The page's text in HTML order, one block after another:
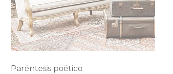
Paréntesis poético